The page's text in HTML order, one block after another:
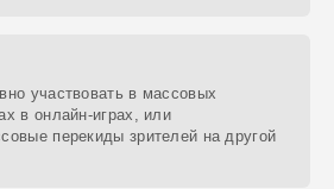
участвовать в массовых
в онлайн-играх, или
перекиды зрителей на другой